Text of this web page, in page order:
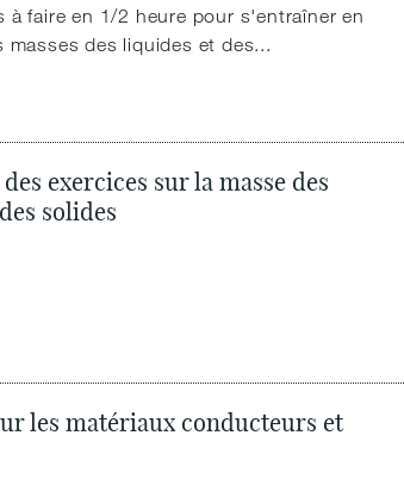
à faire en 1/2 heure pour s'entraîner en
masses des liquides et des...
exercices sur la masse des
solides
les matériaux conducteurs et